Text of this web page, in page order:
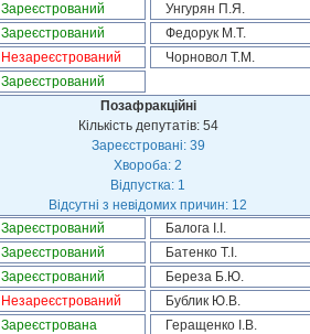
Зареєстрований Унгурян П.Я.
Зареєстрований Федорук М.Т.
Незареєстрований Чорновол Т.М.
Зареєстрований
Позафракційні
Кількість депутатів: 54
Зареєстровані: 39
Хвороба: 2
Відпустка: 1
Відсутні з невідомих причин: 12
Зареєстрований Балога І.І.
Зареєстрований Батенко Т.І.
Зареєстрований Береза Б.Ю.
Незареєстрований Бублик Ю.В.
Зареєстрована Геращенко І.В.